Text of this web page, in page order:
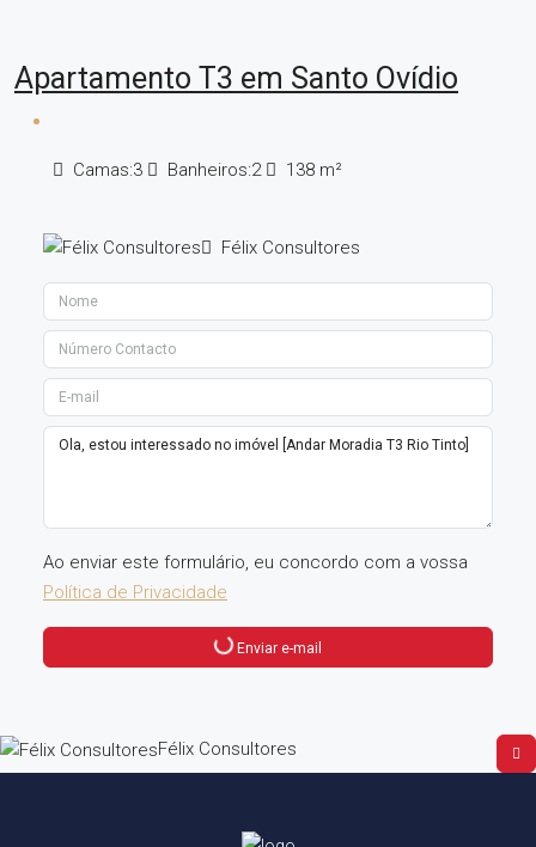
Apartamento T3 em Santo Ovídio
Camas:3 Banheiros:2 138 m²
Félix Consultores
Ao enviar este formulário, eu concordo com a vossa
Política de Privacidade
Enviar e-mail
Félix Consultores